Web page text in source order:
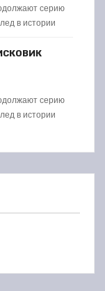
серию
в истории
серию
в истории